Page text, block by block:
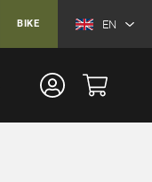
BIKE EN